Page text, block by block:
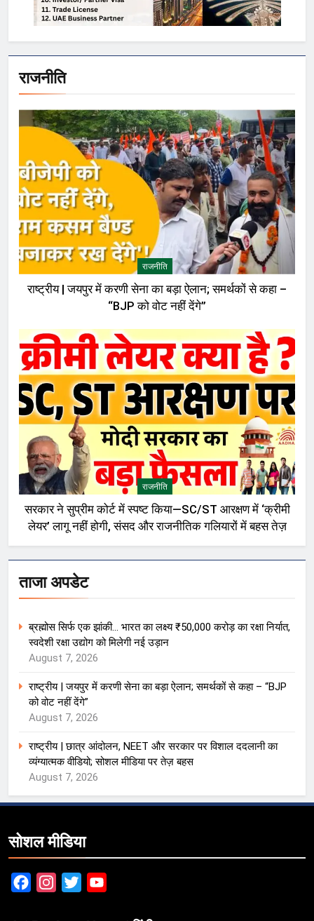
राजनीति
राजनीति
राष्ट्रीय | जयपुर में करणी सेना का बड़ा ऐलान; समर्थकों से कहा –
“BJP को वोट नहीं देंगे”
राजनीति
सरकार ने सुप्रीम कोर्ट में स्पष्ट किया—SC/ST आरक्षण में ‘क्रीमी
लेयर’ लागू नहीं होगी, संसद और राजनीतिक गलियारों में बहस तेज़
ताजा अपडेट
ब्रह्मोस सिर्फ एक झांकी… भारत का लक्ष्य ₹50,000 करोड़ का रक्षा निर्यात,
स्वदेशी रक्षा उद्योग को मिलेगी नई उड़ान
August 7, 2026
राष्ट्रीय | जयपुर में करणी सेना का बड़ा ऐलान; समर्थकों से कहा – “BJP
को वोट नहीं देंगे”
August 7, 2026
राष्ट्रीय | छात्र आंदोलन, NEET और सरकार पर विशाल ददलानी का
व्यंग्यात्मक वीडियो; सोशल मीडिया पर तेज़ बहस
August 7, 2026
सोशल मीडिया
FacebookInstagram
Twitter